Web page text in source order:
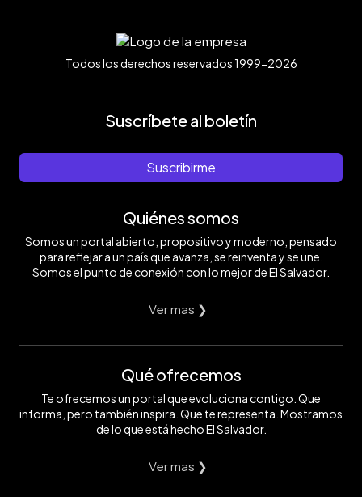
Todos los derechos reservados 1999-2026
Suscríbete al boletín
Suscribirme
Quiénes somos
Somos un portal abierto, propositivo y moderno, pensado
para reflejar a un país que avanza, se reinventa y se une.
Somos el punto de conexión con lo mejor de El Salvador.
Ver mas ❯
Qué ofrecemos
Te ofrecemos un portal que evoluciona contigo. Que
informa, pero también inspira. Que te representa. Mostramos
de lo que está hecho El Salvador.
Ver mas ❯